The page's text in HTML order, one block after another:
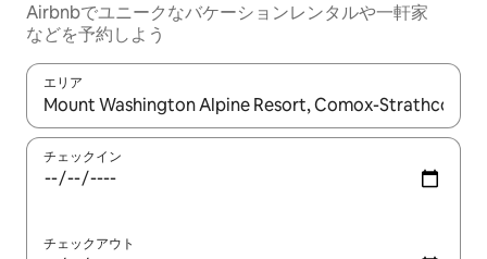
Airbnbでユニークなバ⁠ケ⁠ー⁠シ⁠ョ⁠ンレ⁠ン⁠タ⁠ルや一⁠軒⁠家
な⁠ど⁠を予⁠約⁠し⁠よ⁠う
エリア
検索結果が表示されたら、上下の矢印キーを使って移動するか
チェックイン
チェックアウト